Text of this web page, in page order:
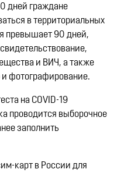
дней граждане
в территориальных
превышает 90 дней,
и ВИЧ, а также
фотографирование.
на COVID-19
проводится выборочное
заполнить
карт в России для